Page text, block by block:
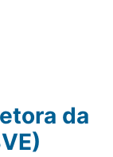
da